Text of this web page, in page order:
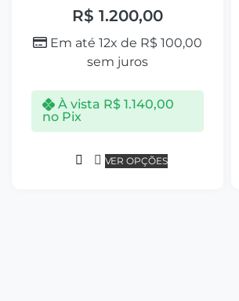
R$ 1.200,00
Em até 12x de R$ 100,00
sem juros
À vista R$1.140,00
no Pix
VER OPÇÕES